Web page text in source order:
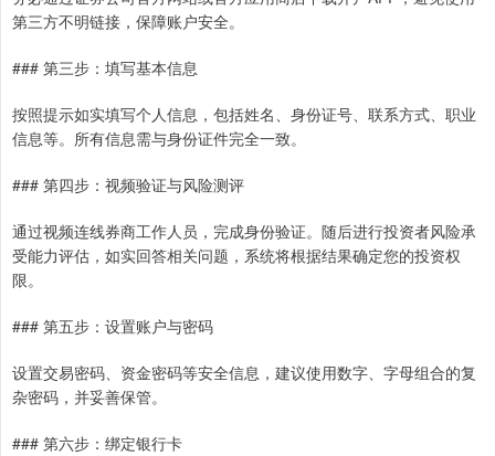
第三方不明链接，保障账户安全。
### 第三步：填写基本信息
按照提示如实填写个人信息，包括姓名、身份证号、联系方式、职业
信息等。所有信息需与身份证件完全一致。
### 第四步：视频验证与风险测评
通过视频连线券商工作人员，完成身份验证。随后进行投资者风险承
受能力评估，如实回答相关问题，系统将根据结果确定您的投资权
限。
### 第五步：设置账户与密码
设置交易密码、资金密码等安全信息，建议使用数字、字母组合的复
杂密码，并妥善保管。
### 第六步：绑定银行卡